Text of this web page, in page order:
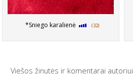
*Sniego karalienė (32)
Viešos žinutės ir komentarai autoriui